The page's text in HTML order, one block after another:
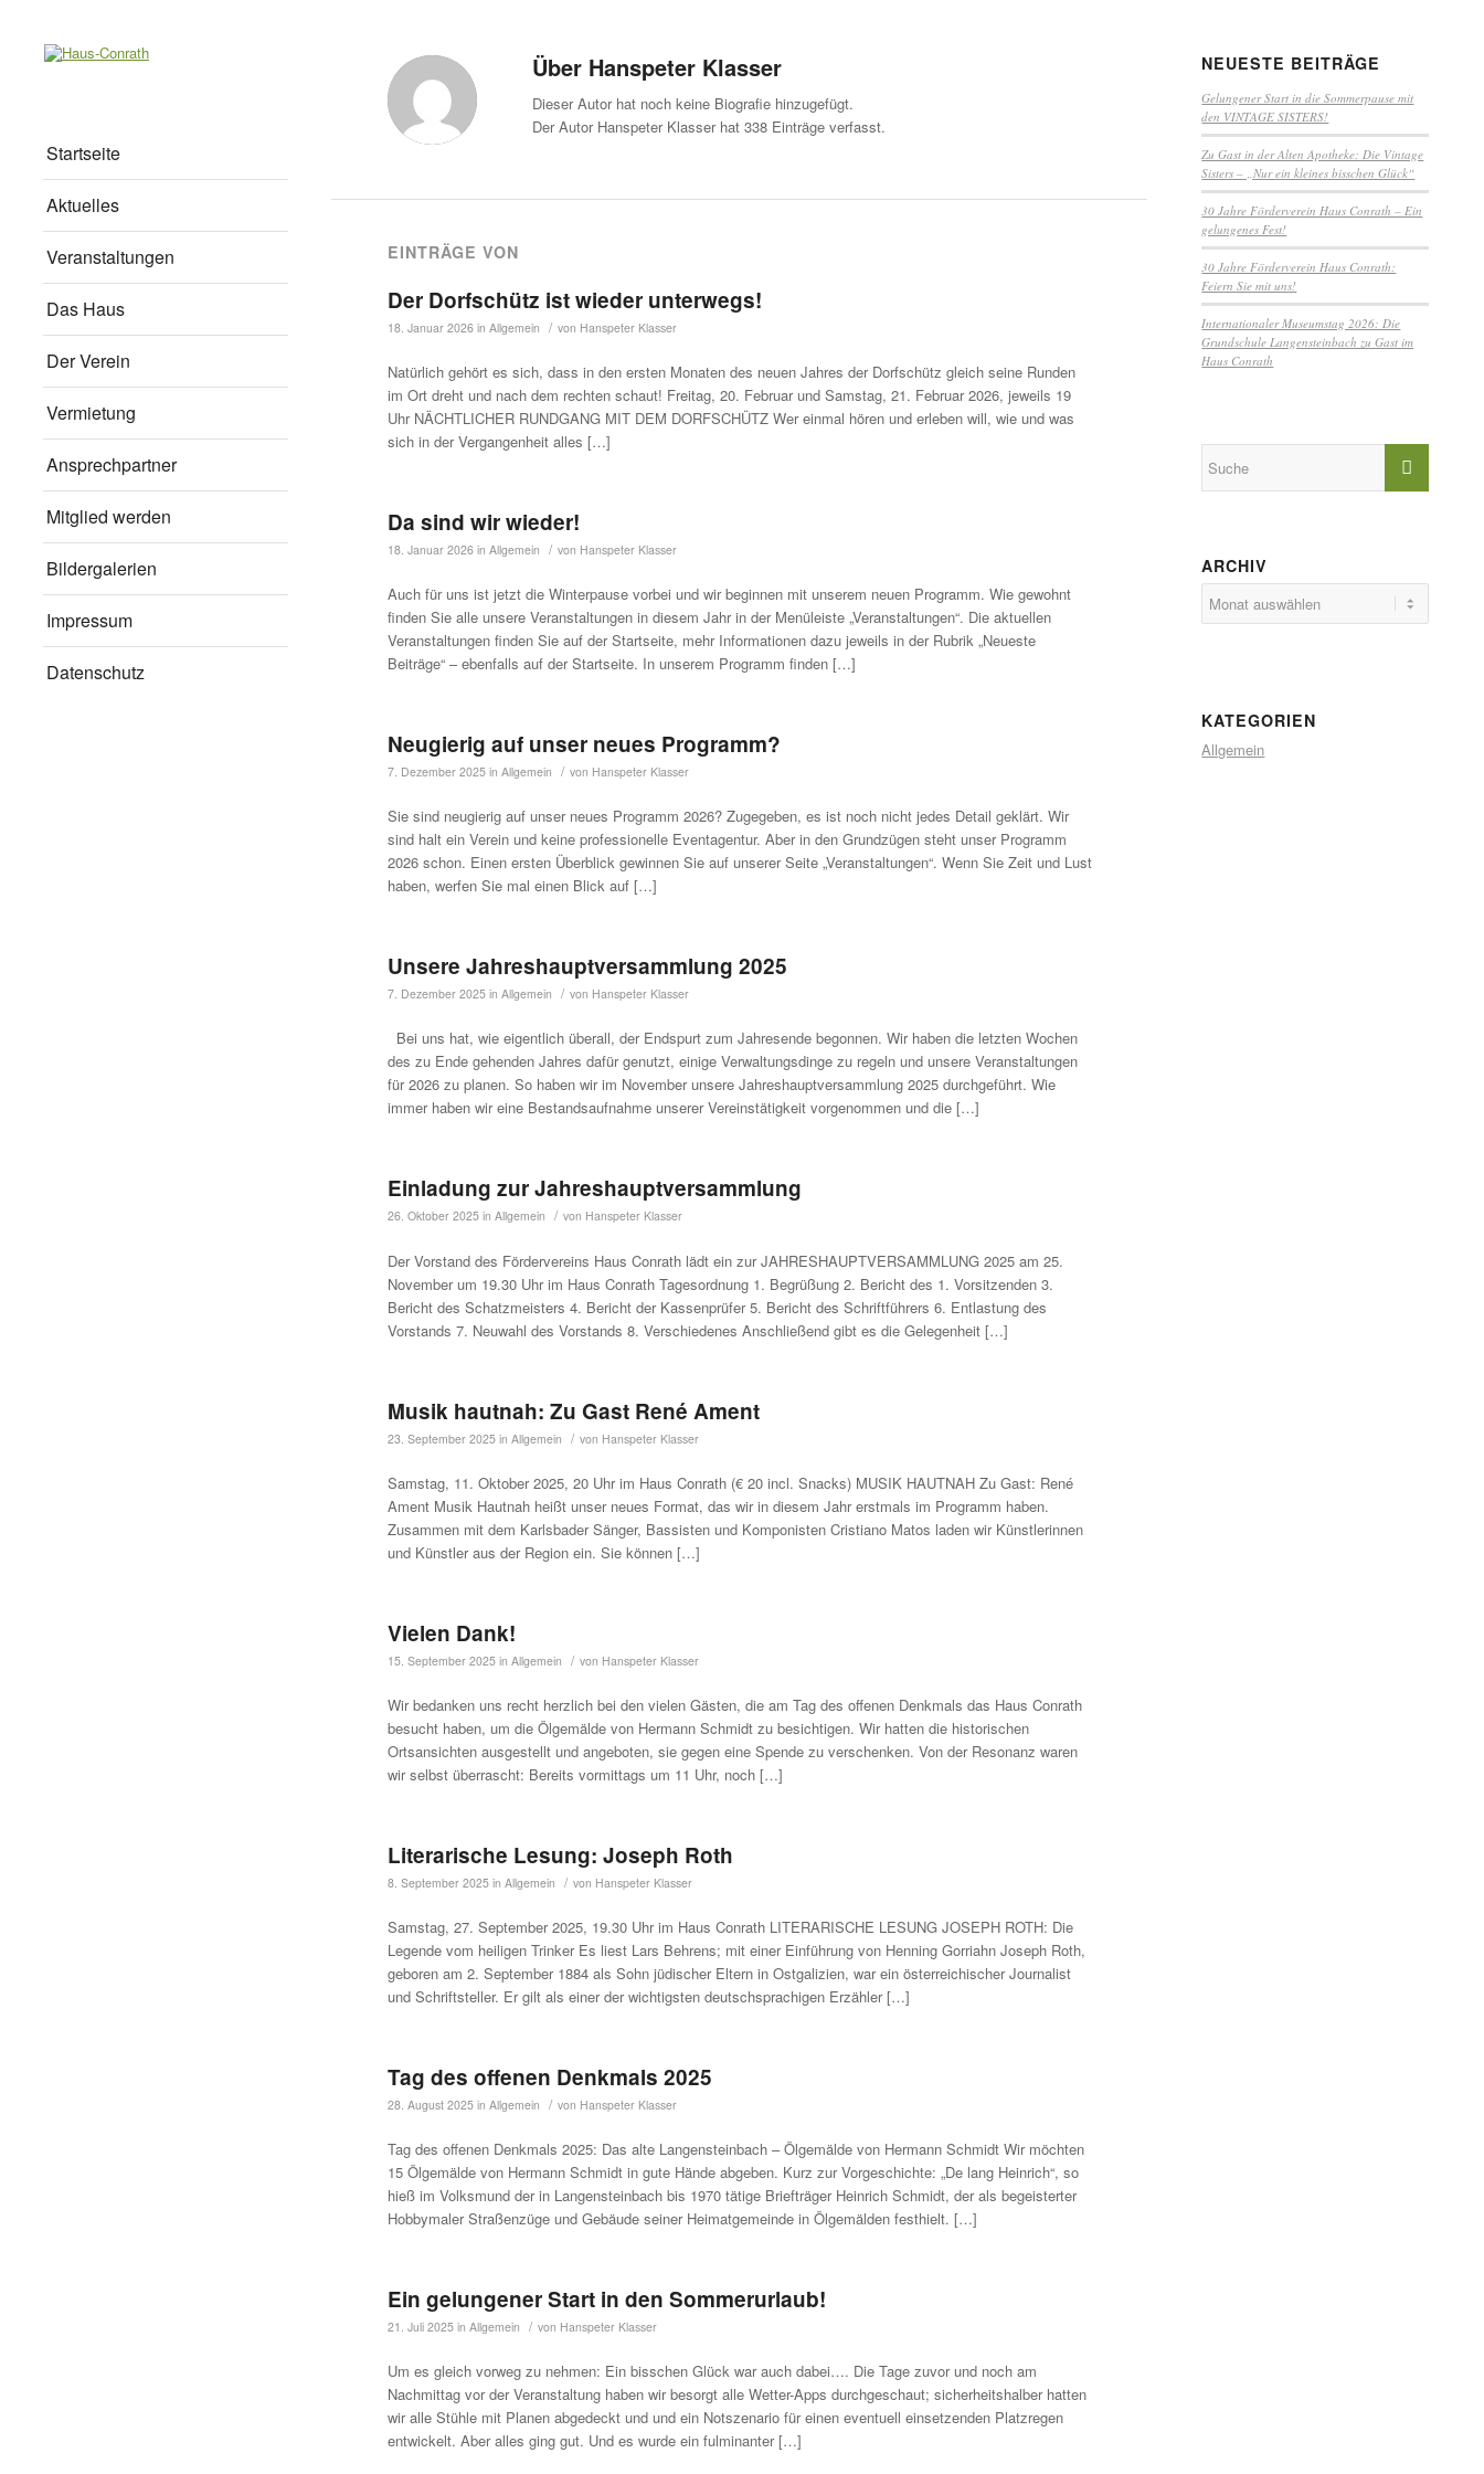
Startseite
Aktuelles
Veranstaltungen
Das Haus
Der Verein
Vermietung
Ansprechpartner
Mitglied werden
Bildergalerien
Impressum
Datenschutz
Über Hanspeter Klasser
Dieser Autor hat noch keine Biografie hinzugefügt.
Der Autor Hanspeter Klasserhat 338 Einträge verfasst.
EINTRÄGE VON
Der Dorfschütz ist wieder unterwegs!
18. Januar 2026 in Allgemein / von Hanspeter Klasser
Natürlich gehört es sich, dass in den ersten Monaten des neuen Jahres der Dorfschütz gleich seine Runden
im Ort dreht und nach dem rechten schaut! Freitag, 20. Februar und Samstag, 21. Februar 2026, jeweils 19
Uhr NÄCHTLICHER RUNDGANG MIT DEM DORFSCHÜTZ Wer einmal hören und erleben will, wie und was
sich in der Vergangenheit alles […]
Da sind wir wieder!
18. Januar 2026 in Allgemein / von Hanspeter Klasser
Auch für uns ist jetzt die Winterpause vorbei und wir beginnen mit unserem neuen Programm. Wie gewohnt
finden Sie alle unsere Veranstaltungen in diesem Jahr in der Menüleiste „Veranstaltungen“. Die aktuellen
Veranstaltungen finden Sie auf der Startseite, mehr Informationen dazu jeweils in der Rubrik „Neueste
Beiträge“ – ebenfalls auf der Startseite. In unserem Programm finden […]
Neugierig auf unser neues Programm?
7. Dezember 2025 in Allgemein / von Hanspeter Klasser
Sie sind neugierig auf unser neues Programm 2026? Zugegeben, es ist noch nicht jedes Detail geklärt. Wir
sind halt ein Verein und keine professionelle Eventagentur. Aber in den Grundzügen steht unser Programm
2026 schon. Einen ersten Überblick gewinnen Sie auf unserer Seite „Veranstaltungen“. Wenn Sie Zeit und Lust
haben, werfen Sie mal einen Blick auf […]
Unsere Jahreshauptversammlung 2025
7. Dezember 2025 in Allgemein / von Hanspeter Klasser
Bei uns hat, wie eigentlich überall, der Endspurt zum Jahresende begonnen. Wir haben die letzten Wochen
des zu Ende gehenden Jahres dafür genutzt, einige Verwaltungsdinge zu regeln und unsere Veranstaltungen
für 2026 zu planen. So haben wir im November unsere Jahreshauptversammlung 2025 durchgeführt. Wie
immer haben wir eine Bestandsaufnahme unserer Vereinstätigkeit vorgenommen und die […]
Einladung zur Jahreshauptversammlung
26. Oktober 2025 in Allgemein / von Hanspeter Klasser
Der Vorstand des Fördervereins Haus Conrath lädt ein zur JAHRESHAUPTVERSAMMLUNG 2025 am 25.
November um 19.30 Uhr im Haus Conrath Tagesordnung 1. Begrüßung 2. Bericht des 1. Vorsitzenden 3.
Bericht des Schatzmeisters 4. Bericht der Kassenprüfer 5. Bericht des Schriftführers 6. Entlastung des
Vorstands 7. Neuwahl des Vorstands 8. Verschiedenes Anschließend gibt es die Gelegenheit […]
Musik hautnah: Zu Gast René Ament
23. September 2025 in Allgemein / von Hanspeter Klasser
Samstag, 11. Oktober 2025, 20 Uhr im Haus Conrath (€ 20 incl. Snacks) MUSIK HAUTNAH Zu Gast: René
Ament Musik Hautnah heißt unser neues Format, das wir in diesem Jahr erstmals im Programm haben.
Zusammen mit dem Karlsbader Sänger, Bassisten und Komponisten Cristiano Matos laden wir Künstlerinnen
und Künstler aus der Region ein. Sie können […]
Vielen Dank!
15. September 2025 in Allgemein / von Hanspeter Klasser
Wir bedanken uns recht herzlich bei den vielen Gästen, die am Tag des offenen Denkmals das Haus Conrath
besucht haben, um die Ölgemälde von Hermann Schmidt zu besichtigen. Wir hatten die historischen
Ortsansichten ausgestellt und angeboten, sie gegen eine Spende zu verschenken. Von der Resonanz waren
wir selbst überrascht: Bereits vormittags um 11 Uhr, noch […]
Literarische Lesung: Joseph Roth
8. September 2025 in Allgemein / von Hanspeter Klasser
Samstag, 27. September 2025, 19.30 Uhr im Haus Conrath LITERARISCHE LESUNG JOSEPH ROTH: Die
Legende vom heiligen Trinker Es liest Lars Behrens; mit einer Einführung von Henning Gorriahn Joseph Roth,
geboren am 2. September 1884 als Sohn jüdischer Eltern in Ostgalizien, war ein österreichischer Journalist
und Schriftsteller. Er gilt als einer der wichtigsten deutschsprachigen Erzähler […]
Tag des offenen Denkmals 2025
28. August 2025 in Allgemein / von Hanspeter Klasser
Tag des offenen Denkmals 2025: Das alte Langensteinbach – Ölgemälde von Hermann Schmidt Wir möchten
15 Ölgemälde von Hermann Schmidt in gute Hände abgeben. Kurz zur Vorgeschichte: „De lang Heinrich“, so
hieß im Volksmund der in Langensteinbach bis 1970 tätige Briefträger Heinrich Schmidt, der als begeisterter
Hobbymaler Straßenzüge und Gebäude seiner Heimatgemeinde in Ölgemälden festhielt. […]
Ein gelungener Start in den Sommerurlaub!
21. Juli 2025 in Allgemein / von Hanspeter Klasser
Um es gleich vorweg zu nehmen: Ein bisschen Glück war auch dabei…. Die Tage zuvor und noch am
Nachmittag vor der Veranstaltung haben wir besorgt alle Wetter-Apps durchgeschaut; sicherheitshalber hatten
wir alle Stühle mit Planen abgedeckt und und ein Notszenario für einen eventuell einsetzenden Platzregen
entwickelt. Aber alles ging gut. Und es wurde ein fulminanter […]
NEUESTE BEITRÄGE
Gelungener Start in die Sommerpause mit
den VINTAGE SISTERS!
Zu Gast in der Alten Apotheke: Die Vintage
Sisters – „Nur ein kleines bisschen Glück“
30 Jahre Förderverein Haus Conrath – Ein
gelungenes Fest!
30 Jahre Förderverein Haus Conrath:
Feiern Sie mit uns!
Internationaler Museumstag 2026: Die
Grundschule Langensteinbach zu Gast im
Haus Conrath
ARCHIV
KATEGORIEN
Allgemein